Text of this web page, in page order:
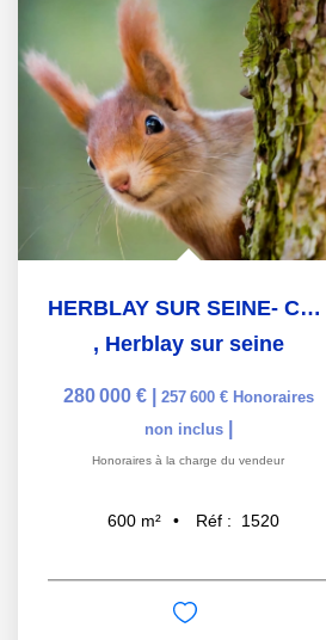
HERBLAY SUR SEINE- CENTRE VILLE- 10 MINUTES GARE
, Herblay sur seine
280 000 € 257 600 € Honoraires
non inclus
Honoraires à la charge du vendeur
600 m² Réf : 1520